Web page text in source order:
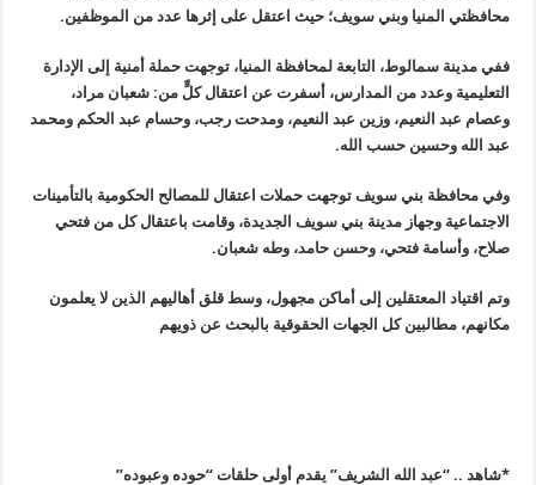
محافظتي المنيا وبني سويف؛ حيث اعتقل على إثرها عدد من الموظفين.
ففي مدينة سمالوط، التابعة لمحافظة المنيا، توجهت حملة أمنية إلى الإدارة
التعليمية وعدد من المدارس، أسفرت عن اعتقال كلٍّ من: شعبان مراد،
وعصام عبد النعيم، وزين عبد النعيم، ومدحت رجب، وحسام عبد الحكم ومحمد
عبد الله وحسين حسب الله.
وفي محافظة بني سويف توجهت حملات اعتقال للمصالح الحكومية بالتأمينات
الاجتماعية وجهاز مدينة بني سويف الجديدة، وقامت باعتقال كل من فتحي
صلاح، وأسامة فتحي، وحسن حامد، وطه شعبان.
وتم اقتياد المعتقلين إلى أماكن مجهول، وسط قلق أهاليهم الذين لا يعلمون
مكانهم، مطالبين كل الجهات الحقوقية بالبحث عن ذويهم
*شاهد .. “عبد الله الشريف” يقدم أولى حلقات “حوده وعبوده”